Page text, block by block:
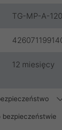
TG-MP-A-
12 miesięcy
bezpieczeństwie